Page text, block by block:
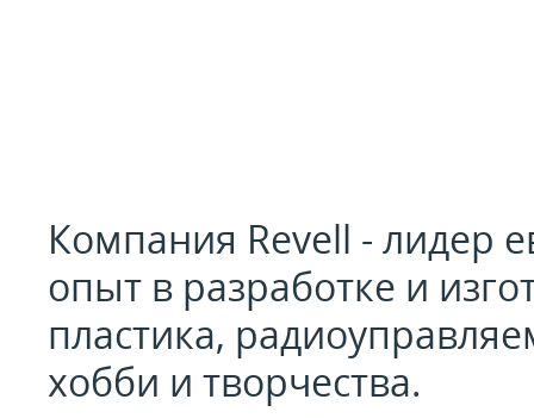
Компания Revell - лидер
опыт в разработке и
пластика,
хобби и творчества.